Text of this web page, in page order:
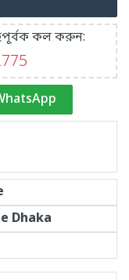
কল করুন:
Dhaka